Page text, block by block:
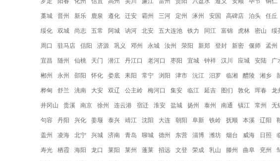
藁城 晋州 新乐 鹿泉 遵化 迁安 霸州 三河 定州 涿州 安国 高碑店 泊头 任丘
绥化 双城 尚志 五常 阿城 讷河 北安 五大连池 铁力 同江 富锦 虎林 密山 绥
周口 驻马店 信阳 济源 巩义 邓州 永城 汝州 荥阳 新郑 登封 新密 偃师 孟州
宜昌 随州 仙桃 天门 潜江 丹江口 老河口 枣阳 宜城 钟祥 汉川 应城 安陆 广
郴州 永州 邵阳 怀化 娄底 耒阳 常宁 浏阳 津市 沅江 汨罗 临湘 醴陵 湘乡
桦甸 舒兰 洮南 大安 双辽 公主岭 梅河口 集安 临江 延吉 图们 敦化 珲春 龙
井冈山 贵溪 南京 徐州 连云港 宿迁 淮安 盐城 扬州 泰州 南通 镇江 常州 无
句容 丹阳 兴化 姜堰 泰兴 靖江 沈阳 大连 朝阳 阜新 铁岭 抚顺 本溪 辽阳
盖州 凌海 北宁 兴城 济南 青岛 聊城 德州 东营 淄博 潍坊 烟台 威海 日照
寿光 栖霞 海阳 龙口 莱阳 莱州 蓬莱 招远 文登 荣成 乳山 滕州 曲阜 兖州